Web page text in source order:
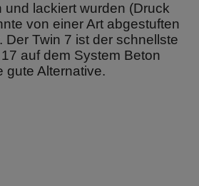
und lackiert wurden (Druck
von einer Art abgestuften
Twin 7 ist der schnellste
auf dem System Beton
gute Alternative.